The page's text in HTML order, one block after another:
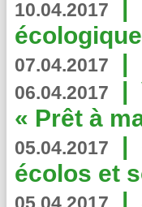
10.04.2017 |
07.04.2017 |
06.04.2017 |
« Prêt à
05.04.2017 |
écolos et
|